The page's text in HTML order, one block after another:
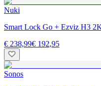
Nuki
Smart Lock Go + Ezviz H3
€ 238,99€ 192,95
Sonos